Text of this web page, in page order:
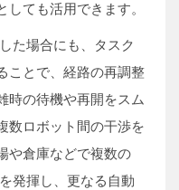
ても活用できます。
た場合にも、タスク
ことで、経路の再調整
時の待機や再開をスム
数ロボット間の干渉を
や倉庫などで複数の
発揮し、更なる自動